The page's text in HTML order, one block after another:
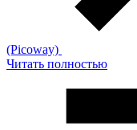
(Picoway)
Читать полностью